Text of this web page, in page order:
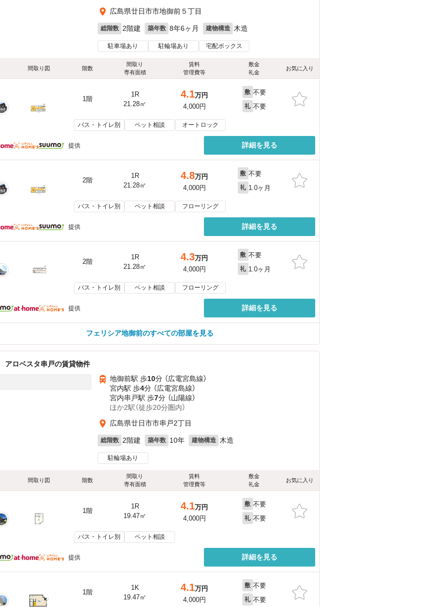
広島県廿日市市地御前５丁目
総階数 2階建 築年数 8年6ヶ月 建物構造 木造
駐車場あり 駐輪場あり 宅配ボックス
間取り図 階数
間取り
専有面積
賃料
管理費等
敷金
礼金
お気に入り
1階
1R
21.28㎡
4.1万円
4,000円
敷 不要
礼 不要
バス・トイレ別 ペット相談 オートロック
提供 詳細を見る
2階
1R
21.28㎡
4.8万円
4,000円
敷 不要
礼 1.0ヶ月
バス・トイレ別 ペット相談 フローリング
提供 詳細を見る
2階
1R
21.28㎡
4.3万円
4,000円
敷 不要
礼 1.0ヶ月
バス・トイレ別 ペット相談 フローリング
提供 詳細を見る
フェリシア地御前のすべての部屋を見る
アロベスタ串戸の賃貸物件
地御前駅 歩10分 （広電宮島線）
宮内駅 歩4分 （広電宮島線）
宮内串戸駅 歩7分 （山陽線）
ほか2駅（徒歩20分圏内）
広島県廿日市市串戸2丁目
総階数 2階建 築年数 10年 建物構造 木造
駐輪場あり
間取り図 階数
間取り
専有面積
賃料
管理費等
敷金
礼金
お気に入り
1階
1R
19.47㎡
4.1万円
4,000円
敷 不要
礼 不要
バス・トイレ別 ペット相談
提供 詳細を見る
1階
1K
19.47㎡
4.1万円
4,000円
敷 不要
礼 不要